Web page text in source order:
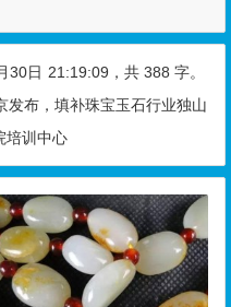
30日 21:19:09 ，共 388 字。
发布，填补珠宝玉石行业独山
培训中心